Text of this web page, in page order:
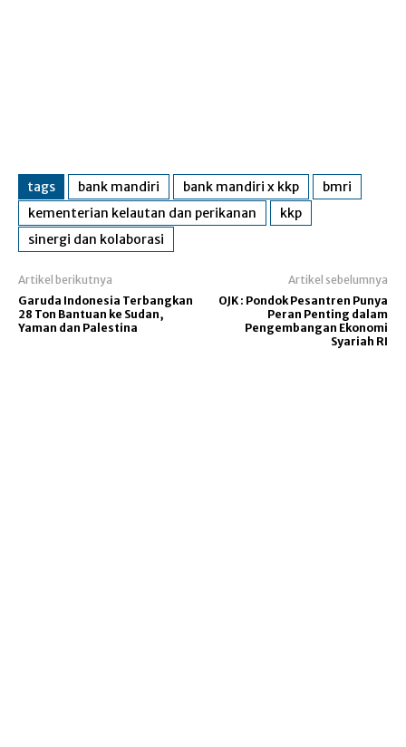
tags bank mandiri bank mandiri x kkp
bmri
kementerian kelautan dan perikanan
kkp
sinergi dan kolaborasi
Artikel berikutnya
Garuda Indonesia Terbangkan
28 Ton Bantuan ke Sudan,
Yaman dan Palestina
Artikel sebelumnya
OJK : Pondok Pesantren Punya
Peran Penting dalam
Pengembangan Ekonomi
Syariah RI